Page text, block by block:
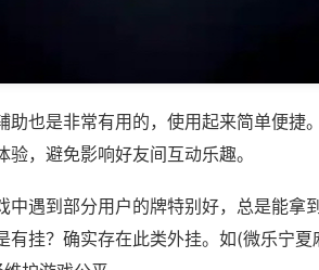
也是非常有用的，使用起来简单便捷
，避免影响好友间互动乐趣。
遇到部分用户的牌特别好，总是能拿
挂？确实存在此类外挂。如(微乐宁夏